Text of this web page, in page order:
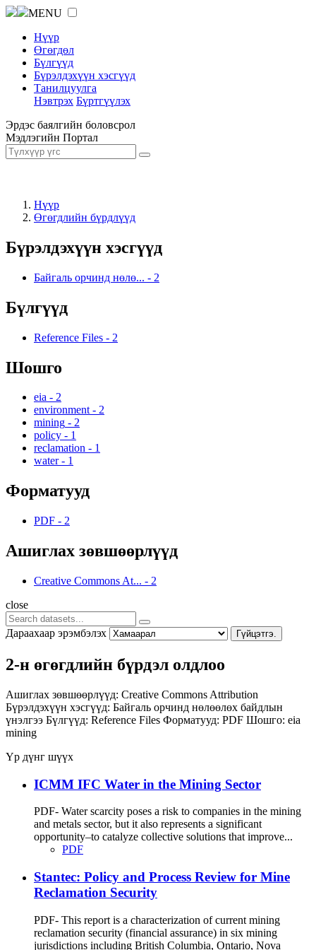
MENU
Нүүр
Өгөгдөл
Бүлгүүд
Бүрэлдэхүүн хэсгүүд
Танилцуулга
Нэвтрэх Бүртгүүлэх
Эрдэс баялгийн боловсрол
Мэдлэгийн Портал
Нүүр
Өгөгдлийн бүрдлүүд
Бүрэлдэхүүн хэсгүүд
Байгаль орчинд нөлө... - 2
Бүлгүүд
Reference Files - 2
Шошго
eia - 2
environment - 2
mining - 2
policy - 1
reclamation - 1
water - 1
Форматууд
PDF - 2
Ашиглах зөвшөөрлүүд
Creative Commons At... - 2
close
Дараахаар эрэмбэлэх Гүйцэтгэ.
2-н өгөгдлийн бүрдэл олдлоо
Ашиглах зөвшөөрлүүд: Creative Commons Attribution
Бүрэлдэхүүн хэсгүүд: Байгаль орчинд нөлөөлөх байдлын
үнэлгээ Бүлгүүд: Reference Files Форматууд: PDF Шошго: eia
mining
Үр дүнг шүүх
ICMM IFC Water in the Mining Sector
PDF- Water scarcity poses a risk to companies in the mining
and metals sector, but it also represents a significant
opportunity–to catalyze collective solutions that improve...
PDF
Stantec: Policy and Process Review for Mine
Reclamation Security
PDF- This report is a characterization of current mining
reclamation security (financial assurance) in six mining
jurisdictions including British Columbia, Ontario, Nova